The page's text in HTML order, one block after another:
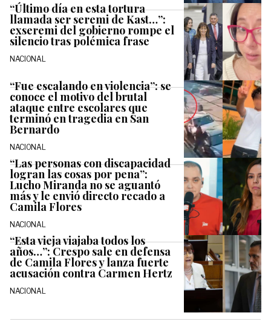
“Último día en esta tortura
llamada ser seremi de Kast…”:
exseremi del gobierno rompe el
silencio tras polémica frase
NACIONAL
“Fue escalando en violencia”: se
conoce el motivo del brutal
ataque entre escolares que
terminó en tragedia en San
Bernardo
NACIONAL
“Las personas con discapacidad
logran las cosas por pena”:
Lucho Miranda no se aguantó
más y le envió directo recado a
Camila Flores
NACIONAL
“Esta vieja viajaba todos los
años…”: Crespo sale en defensa
de Camila Flores y lanza fuerte
acusación contra Carmen Hertz
NACIONAL